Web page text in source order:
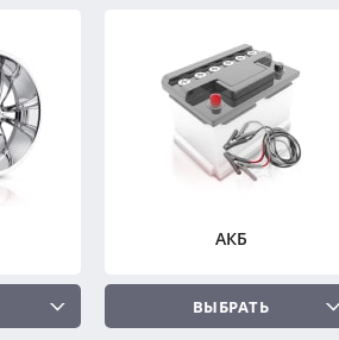
АКБ
ВЫБРАТЬ